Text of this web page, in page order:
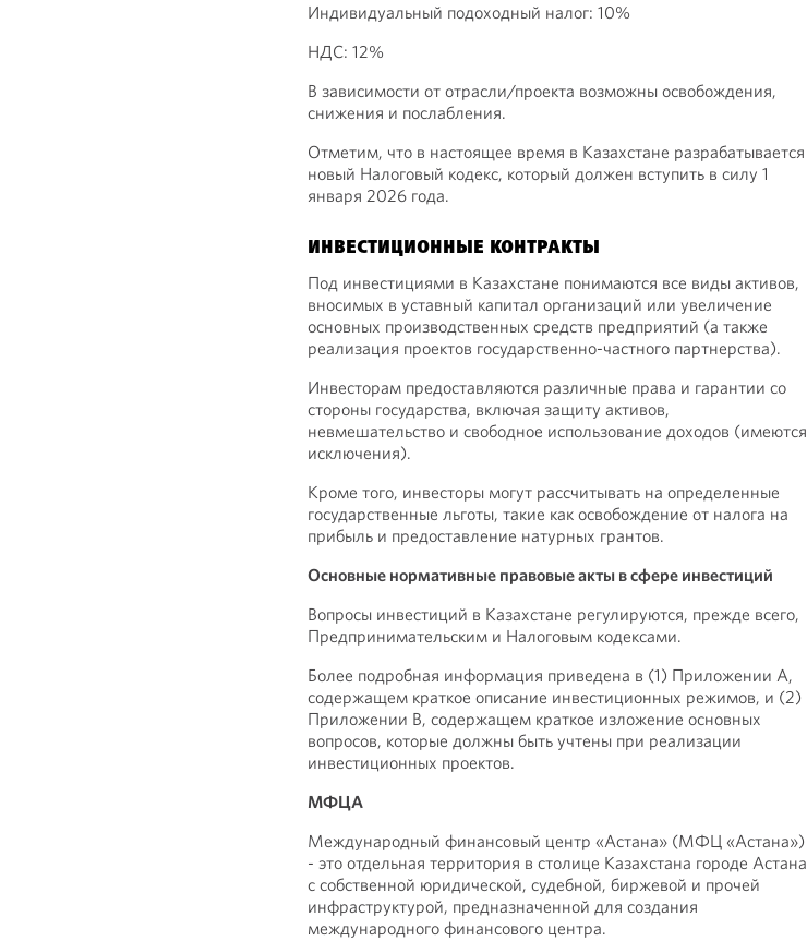
Индивидуальный подоходный налог: 10%
НДС: 12%
В зависимости от отрасли/проекта возможны освобождения,
снижения и послабления.
Отметим, что в настоящее время в Казахстане разрабатывается
новый Налоговый кодекс, который должен вступить в силу 1
января 2026 года.
ИНВЕСТИЦИОННЫЕ КОНТРАКТЫ
Под инвестициями в Казахстане понимаются все виды активов,
вносимых в уставный капитал организаций или увеличение
основных производственных средств предприятий (а также
реализация проектов государственно-частного партнерства).
Инвесторам предоставляются различные права и гарантии со
стороны государства, включая защиту активов,
невмешательство и свободное использование доходов (имеются
исключения).
Кроме того, инвесторы могут рассчитывать на определенные
государственные льготы, такие как освобождение от налога на
прибыль и предоставление натурных грантов.
Основные нормативные правовые акты в сфере инвестиций
Вопросы инвестиций в Казахстане регулируются, прежде всего,
Предпринимательским и Налоговым кодексами.
Более подробная информация приведена в (1) Приложении А,
содержащем краткое описание инвестиционных режимов, и (2)
Приложении В, содержащем краткое изложение основных
вопросов, которые должны быть учтены при реализации
инвестиционных проектов.
МФЦА
Международный финансовый центр «Астана» (МФЦ «Астана»)
- это отдельная территория в столице Казахстана городе Астана
с собственной юридической, судебной, биржевой и прочей
инфраструктурой, предназначенной для создания
международного финансового центра.